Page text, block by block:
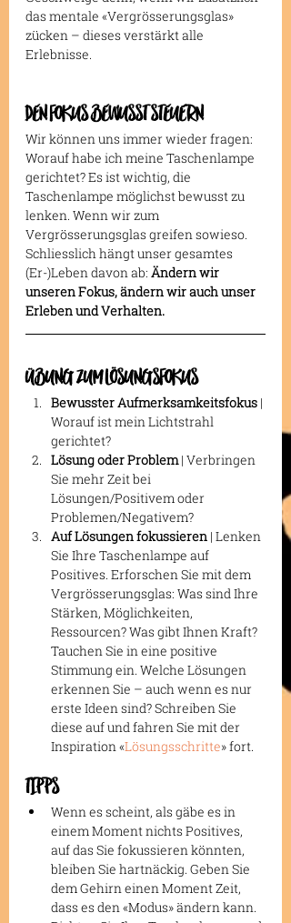
das mentale «Vergrösserungsglas»
zücken – dieses verstärkt alle
Erlebnisse.
DEN FOKUS BEWUSST STEUERN
Wir können uns immer wieder fragen:
Worauf habe ich meine Taschenlampe
gerichtet? Es ist wichtig, die
Taschenlampe möglichst bewusst zu
lenken. Wenn wir zum
Vergrösserungsglas greifen sowieso.
Schliesslich hängt unser gesamtes
(Er-)Leben davon ab: Ändern wir
unseren Fokus, ändern wir auch unser
Erleben und Verhalten.
ÜBUNG ZUM LÖSUNGSFOKUS
Bewusster Aufmerksamkeitsfokus |
Worauf ist mein Lichtstrahl
gerichtet?
Lösung oder Problem | Verbringen
Sie mehr Zeit bei
Lösungen/Positivem oder
Problemen/Negativem?
Auf Lösungen fokussieren | Lenken
Sie Ihre Taschenlampe auf
Positives. Erforschen Sie mit dem
Vergrösserungsglas: Was sind Ihre
Stärken, Möglichkeiten,
Ressourcen? Was gibt Ihnen Kraft?
Tauchen Sie in eine positive
Stimmung ein. Welche Lösungen
erkennen Sie – auch wenn es nur
erste Ideen sind? Schreiben Sie
diese auf und fahren Sie mit der
Inspiration «Lösungsschritte» fort.
TIPPS
Wenn es scheint, als gäbe es in
einem Moment nichts Positives,
auf das Sie fokussieren könnten,
bleiben Sie hartnäckig. Geben Sie
dem Gehirn einen Moment Zeit,
dass es den «Modus» ändern kann.